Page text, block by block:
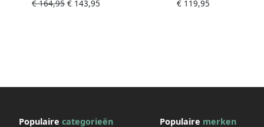
€ 164,95 € 143,95
€ 119,95
Populaire categorieën Populaire merken